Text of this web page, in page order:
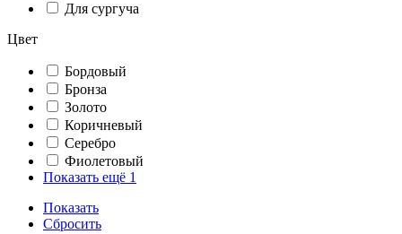
Для сургуча
Цвет
Бордовый
Бронза
Золото
Коричневый
Серебро
Фиолетовый
Показать ещё 1
Показать
Сбросить